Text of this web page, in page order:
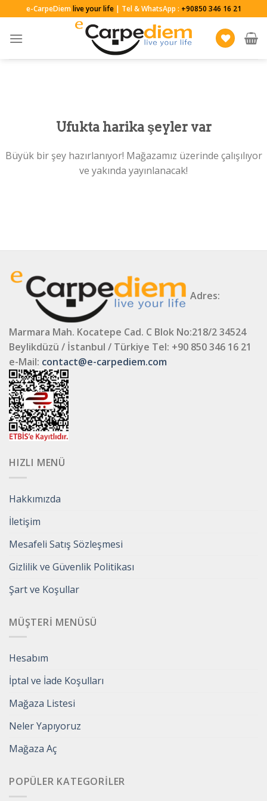
to
content
e-CarpeDiemlive your life| Tel & WhatsApp : +90850 346 16 21
Ufukta harika şeyler var
Büyük bir şey hazırlanıyor! Mağazamız üzerinde çalışılıyor
ve yakında yayınlanacak!
Adres:
Marmara Mah. Kocatepe Cad. C Blok No:218/2 34524
Beylikdüzü / İstanbul / Türkiye Tel: +90 850 346 16 21
e-Mail: contact@e-carpediem.com
HIZLI MENÜ
Hakkımızda
İletişim
Mesafeli Satış Sözleşmesi
Gizlilik ve Güvenlik Politikası
Şart ve Koşullar
MÜŞTERI MENÜSÜ
Hesabım
İptal ve İade Koşulları
Mağaza Listesi
Neler Yapıyoruz
Mağaza Aç
POPÜLER KATEGORILER